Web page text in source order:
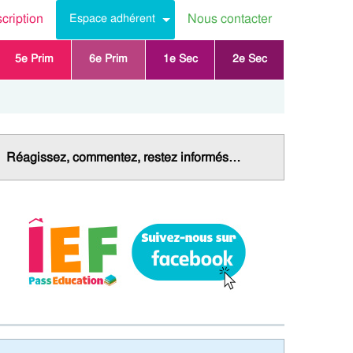
Espace adhérent Nous contacter
5e Prim 6e Prim 1e Sec 2e Sec
Réagissez, commentez, restez informés…